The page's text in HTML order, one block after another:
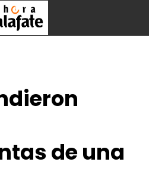
de una